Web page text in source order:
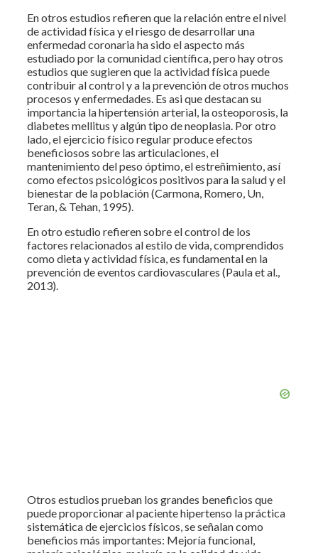
En otros estudios refieren que la relación entre el nivel
de actividad física y el riesgo de desarrollar una
enfermedad coronaria ha sido el aspecto más
estudiado por la comunidad científica, pero hay otros
estudios que sugieren que la actividad física puede
contribuir al control y a la prevención de otros muchos
procesos y enfermedades. Es asi que destacan su
importancia la hipertensión arterial, la osteoporosis, la
diabetes mellitus y algún tipo de neoplasia. Por otro
lado, el ejercicio físico regular produce efectos
beneficiosos sobre las articulaciones, el
mantenimiento del peso óptimo, el estreñimiento, así
como efectos psicológicos positivos para la salud y el
bienestar de la población (Carmona, Romero, Un,
Teran, & Tehan, 1995).
En otro estudio refieren sobre el control de los
factores relacionados al estilo de vida, comprendidos
como dieta y actividad física, es fundamental en la
prevención de eventos cardiovasculares (Paula et al.,
2013).
Otros estudios prueban los grandes beneficios que
puede proporcionar al paciente hipertenso la práctica
sistemática de ejercicios físicos, se señalan como
beneficios más importantes: Mejoría funcional,